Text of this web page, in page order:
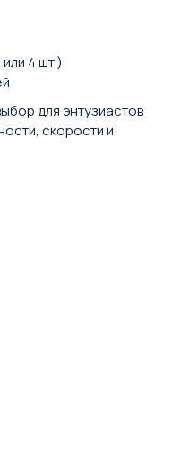
4 шт.)
для энтузиастов
скорости и